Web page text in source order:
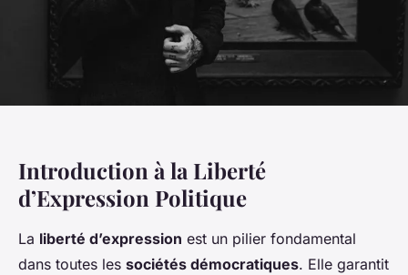
Introduction à la Liberté
d’Expression Politique
La liberté d’expression est un pilier fondamental
dans toutes les sociétés démocratiques. Elle garantit